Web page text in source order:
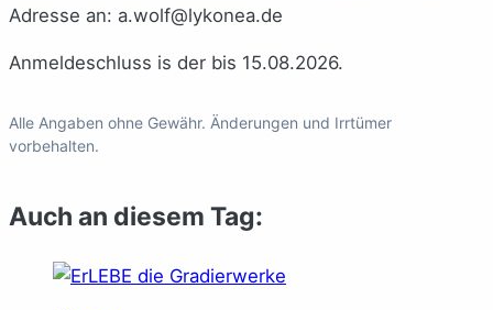
Adresse an: a.wolf@lykonea.de
Anmeldeschluss is der bis 15.08.2026.
Alle Angaben ohne Gewähr. Änderungen und Irrtümer
vorbehalten.
Auch an diesem Tag: